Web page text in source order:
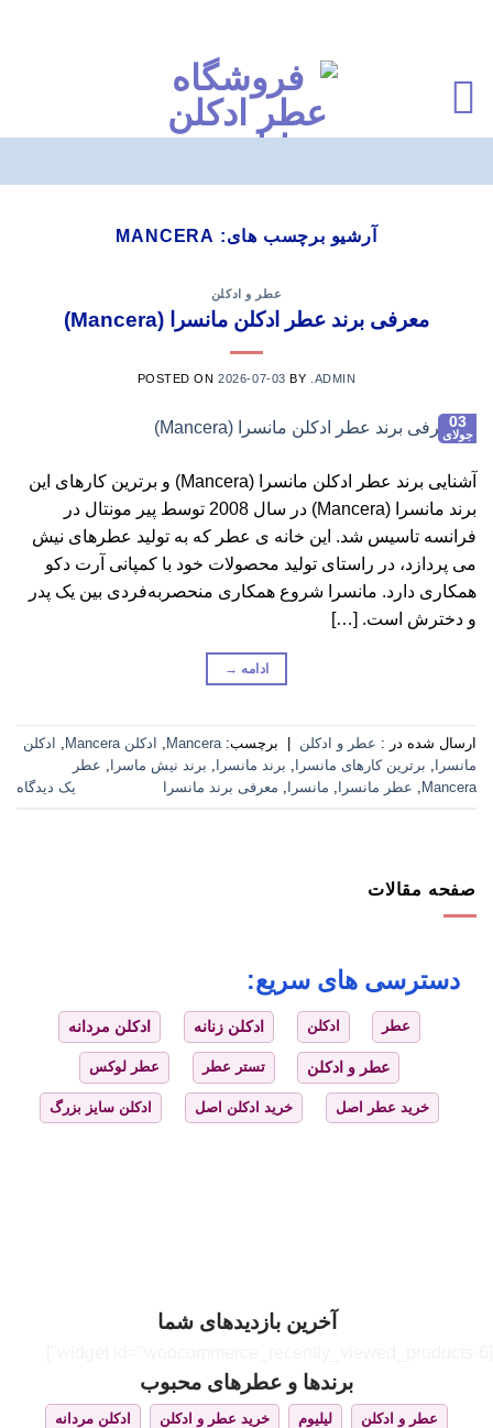
آرشیو برچسب های: MANCERA
عطر و ادکلن
معرفی برند عطر ادکلن مانسرا (Mancera)
POSTED ON2026-07-03 BY .ADMIN
03
جولای
آشنایی برند عطر ادکلن مانسرا (Mancera) و برترین کارهای این
برند مانسرا (Mancera) در سال 2008 توسط پیر مونتال در
فرانسه تاسیس شد. این خانه ی عطر که به تولید عطرهای نیش
می پردازد، در راستای تولید محصولات خود با کمپانی آرت دکو
همکاری دارد. مانسرا شروع همکاری منحصربه‌فردی بین یک پدر
و دخترش است. […]
ادامه →
ارسال شده در : عطر و ادکلن برچسب:Mancera
, ادکلن Mancera ,
ادکلن
مانسرا , برترین کارهای مانسرا , برند مانسرا , برند نیش ماسرا , عطر
Mancera
, عطر مانسرا , مانسرا , معرفی برند مانسرا یک دیدگاه
صفحه مقالات
دسترسی های سریع:
عطر ادکلن ادکلن زنانه ادکلن مردانه
عطر و ادکلن تستر عطر عطر لوکس
خرید عطر اصل خرید ادکلن اصل ادکلن سایز بزرگ
آخرین بازدیدهای شما
برندها و عطرهای محبوب
عطر و ادکلن لیلیوم خرید عطر و ادکلن ادکلن مردانه